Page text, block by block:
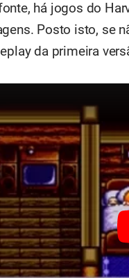
há jogos do
Posto isto, se
da primeira